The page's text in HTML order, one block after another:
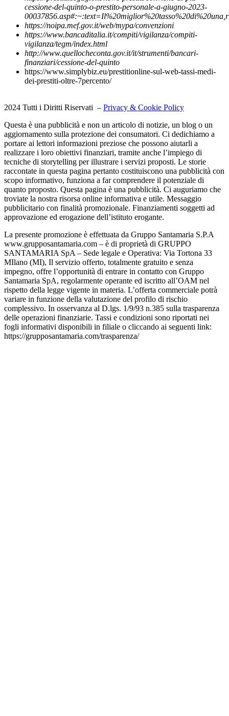
cessione-del-quinto-o-prestito-personale-a-giugno-2023-
https://noipa.mef.gov.it/web/mypa/convenzioni
https://www.bancaditalia.it/compiti/vigilanza/compiti-
vigilanza/tegm/index.html
http://www.quellocheconta.gov.it/it/strumenti/bancari-
finanziari/cessione-del-quinto
https://www.simplybiz.eu/prestitionline-sul-web-tassi-medi-
dei-prestiti-oltre-7percento/
2024 Tutti i Diritti Riservati – Privacy & Cookie Policy
Questa è una pubblicità e non un articolo di notizie, un blog o un
aggiornamento sulla protezione dei consumatori. Ci dedichiamo a
portare ai lettori informazioni preziose che possono aiutarli a
realizzare i loro obiettivi finanziari, tramite anche l’impiego di
tecniche di storytelling per illustrare i servizi proposti. Le storie
raccontate in questa pagina pertanto costituiscono una pubblicità con
scopo informativo, funziona a far comprendere il potenziale di
quanto proposto. Questa pagina è una pubblicità. Ci auguriamo che
troviate la nostra risorsa online informativa e utile. Messaggio
pubblicitario con finalità promozionale. Finanziamenti soggetti ad
approvazione ed erogazione dell’istituto erogante.
La presente promozione è effettuata da Gruppo Santamaria S.P.A
www.grupposantamaria.com – è di proprietà di GRUPPO
SANTAMARIA SpA – Sede legale e Operativa: Via Tortona 33
MIlano (MI), Il servizio offerto, totalmente gratuito e senza
impegno, offre l’opportunità di entrare in contatto con Gruppo
Santamaria SpA, regolarmente operante ed iscritto all’OAM nel
rispetto della legge vigente in materia. L’offerta commerciale potrà
variare in funzione della valutazione del profilo di rischio
complessivo. In osservanza al D.lgs. 1/9/93 n.385 sulla trasparenza
delle operazioni finanziarie. Tassi e condizioni sono riportati nei
fogli informativi disponibili in filiale o cliccando ai seguenti link:
https://grupposantamaria.com/trasparenza/